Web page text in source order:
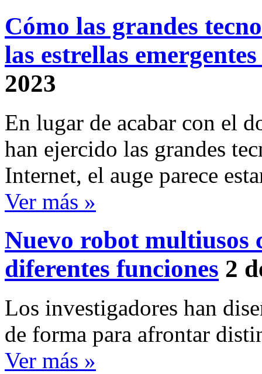
Cómo las grandes
las estrellas
2023
En lugar de acabar con el
han ejercido las grandes
Internet, el auge parece
Ver más »
Nuevo robot multiusos
diferentes funciones 2
Los investigadores han
de forma para afrontar
Ver más »